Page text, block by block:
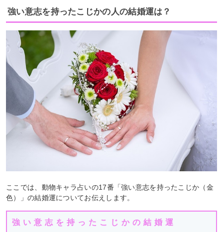
強い意志を持ったこじかの人の結婚運は？
ここでは、動物キャラ占いの17番「強い意志を持ったこじか（金
色）」の結婚運についてお伝えします。
強い意志を持ったこじかの結婚運